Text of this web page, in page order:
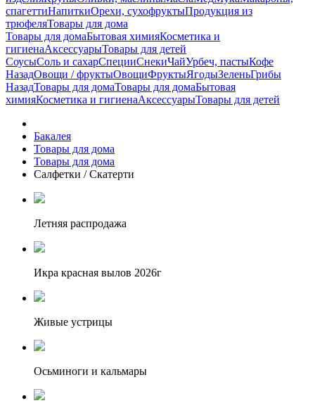
спагеттиНапиткиОрехи, сухофруктыПродукция из
трюфеляТовары для дома
Товары для домаБытовая химияКосметика и
гигиенаАксессуарыТовары для детей
СоусыСоль и сахарСпецииСнекиЧайУрбеч, пастыКофе
НазадОвощи / фруктыОвощиФруктыЯгодыЗеленьГрибы
НазадТовары для домаТовары для домаБытовая
химияКосметика и гигиенаАксессуарыТовары для детей
Бакалея
Товары для дома
Товары для дома
Салфетки / Скатерти
Летняя распродажа
Икра красная вылов 2026г
Живые устрицы
Осьминоги и кальмары